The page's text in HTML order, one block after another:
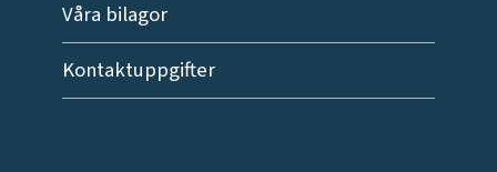
Våra bilagor
Kontaktuppgifter